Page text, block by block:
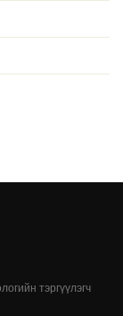
тэргүүлэгч